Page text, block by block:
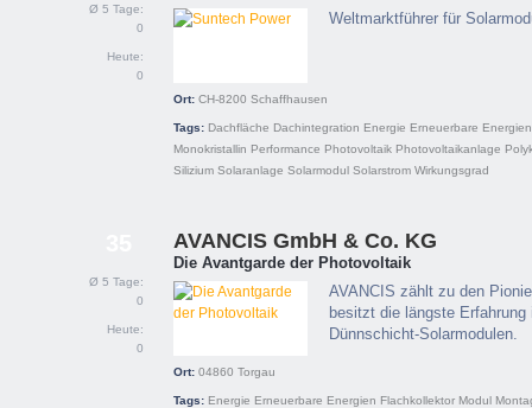
Ø 5 Tage:
0
Heute:
0
Weltmarktführer für
Ort: CH-8200 Schaffhausen
Tags: Dachfläche Dachintegration Energie Erneuerbare Energien
Monokristallin Performance Photovoltaik Photovoltaikanlage
Silizium Solaranlage Solarmodul Solarstrom Wirkungsgrad
Ø 5 Tage:
0
Heute:
0
AVANCIS GmbH & Co. KG
Die Avantgarde der Photovoltaik
AVANCIS zählt zu den
besitzt die längste
Dünnschicht-Solarmodulen.
Ort: 04860 Torgau
Tags: Energie Erneuerbare Energien Flachkollektor Modul